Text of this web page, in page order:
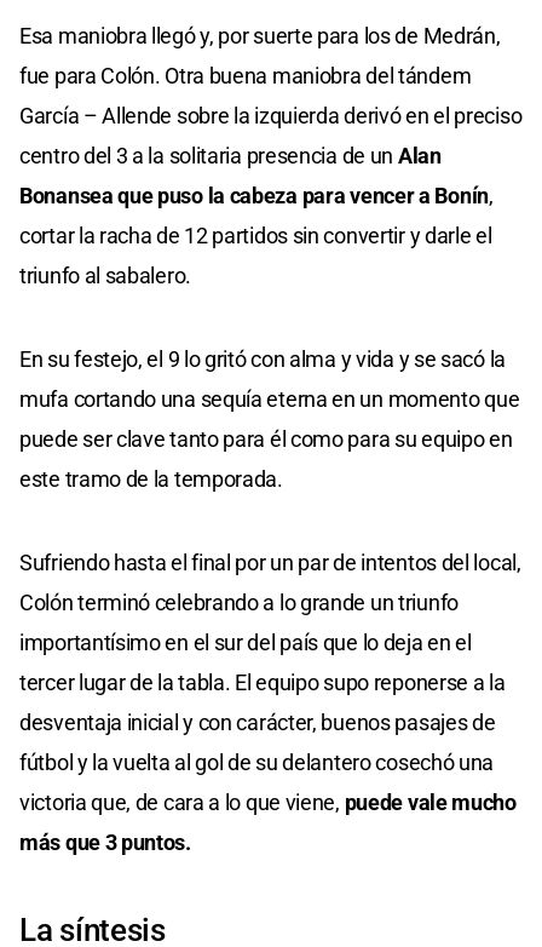
Esa maniobra llegó y, por suerte para los de Medrán,
fue para Colón. Otra buena maniobra del tándem
García – Allende sobre la izquierda derivó en el preciso
centro del 3 a la solitaria presencia de un Alan
Bonansea que puso la cabeza para vencer a Bonín,
cortar la racha de 12 partidos sin convertir y darle el
triunfo al sabalero.
En su festejo, el 9 lo gritó con alma y vida y se sacó la
mufa cortando una sequía eterna en un momento que
puede ser clave tanto para él como para su equipo en
este tramo de la temporada.
Sufriendo hasta el final por un par de intentos del local,
Colón terminó celebrando a lo grande un triunfo
importantísimo en el sur del país que lo deja en el
tercer lugar de la tabla. El equipo supo reponerse a la
desventaja inicial y con carácter, buenos pasajes de
fútbol y la vuelta al gol de su delantero cosechó una
victoria que, de cara a lo que viene, puede vale mucho
más que 3 puntos.
La síntesis